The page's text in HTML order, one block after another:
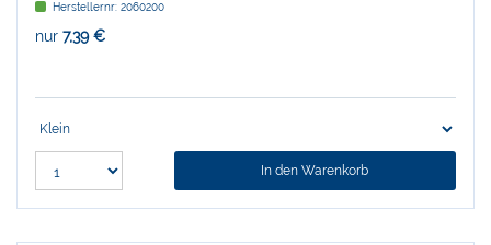
Herstellernr: 2060200
nur 7,39 €
In den Warenkorb